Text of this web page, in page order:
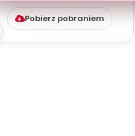
Pobierz pobraniem